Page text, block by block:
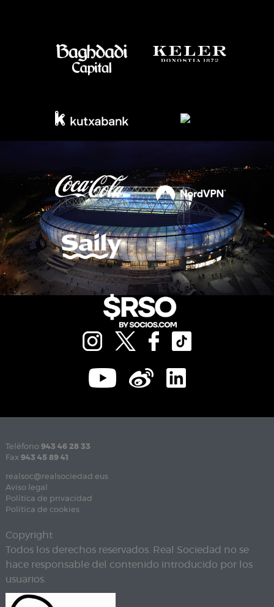
Teléfono 943 46 28 33
Fax 943 45 89 41
realsoc@realsociedad.eus
Aviso legal
Política de privacidad
Política de cookies
Copyright
Todos los derechos reservados. Real Sociedad no se
hace responsable del contenido introducido por los
usuarios.